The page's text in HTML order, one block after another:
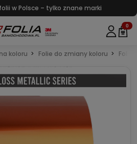
w Polsce – tylko znane marki
0
koloru Folie do zmiany koloru Folie